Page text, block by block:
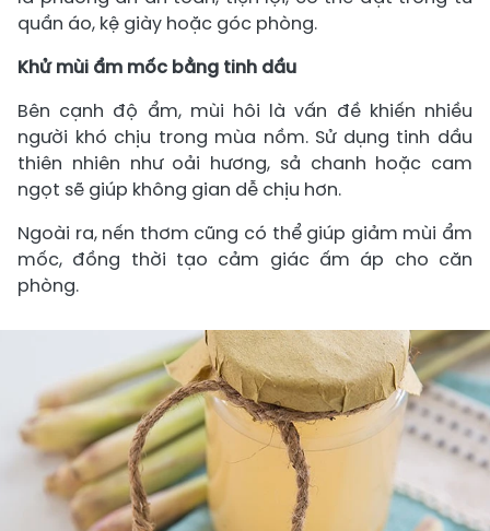
quần áo, kệ giày hoặc góc phòng.
Khử mùi ẩm mốc bằng tinh dầu
Bên cạnh độ ẩm, mùi hôi là vấn đề khiến nhiều
người khó chịu trong mùa nồm. Sử dụng tinh dầu
thiên nhiên như oải hương, sả chanh hoặc cam
ngọt sẽ giúp không gian dễ chịu hơn.
Ngoài ra, nến thơm cũng có thể giúp giảm mùi ẩm
mốc, đồng thời tạo cảm giác ấm áp cho căn
phòng.